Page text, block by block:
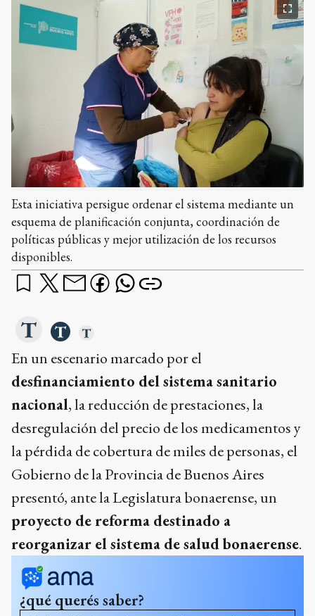
Esta iniciativa persigue ordenar el sistema mediante un
esquema de planificación conjunta, coordinación de
políticas públicas y mejor utilización de los recursos
disponibles.
En un escenario marcado por el
desfinanciamiento del sistema sanitario
nacional, la reducción de prestaciones, la
desregulación del precio de los medicamentos y
la pérdida de cobertura de miles de personas, el
Gobierno de la Provincia de Buenos Aires
presentó, ante la Legislatura bonaerense, un
proyecto de reforma destinado a
reorganizar el sistema de salud bonaerense.
¿qué querés saber?